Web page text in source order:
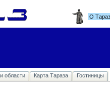
О
области Карта Тараза Гостиницы